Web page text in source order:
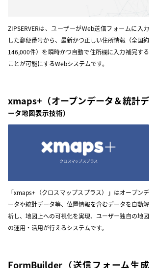
ZIPSERVERは、ユーザーがWeb送信フォームに入力
した郵便番号から、最新かつ正しい住所情報（全国約
146,000件）を瞬時かつ自動で住所欄に入力補完する
ことが可能にするWebシステムです。
xmaps+ （オープンデータ＆統計デ
ータ地図表示技術）
「xmaps+（クロスマップスプラス）」はオープンデ
ータや統計データ等、位置情報を含むデータを自動解
析し、地図上への可視化を実現、ユーザー独自の地図
の運用・活用が行えるシステムです。
FormBuilder （送信フォーム生成